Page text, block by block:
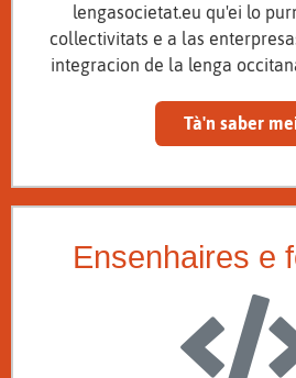
lengasocietat.eu qu'ei lo
collectivitats e a las
integracion de la lenga
Tà'n saber
Ensenhaires e